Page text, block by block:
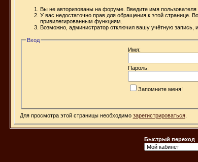
Вы не авторизованы на форуме. Введите имя пользователя
У вас недостаточно прав для обращения к этой странице.
привилегированным функциям.
Возможно, администратор отключил вашу учётную запись,
Вход
Имя:
Пароль:
Запомните меня!
Для просмотра этой страницы необходимо зарегистрироваться.
Быстрый переход